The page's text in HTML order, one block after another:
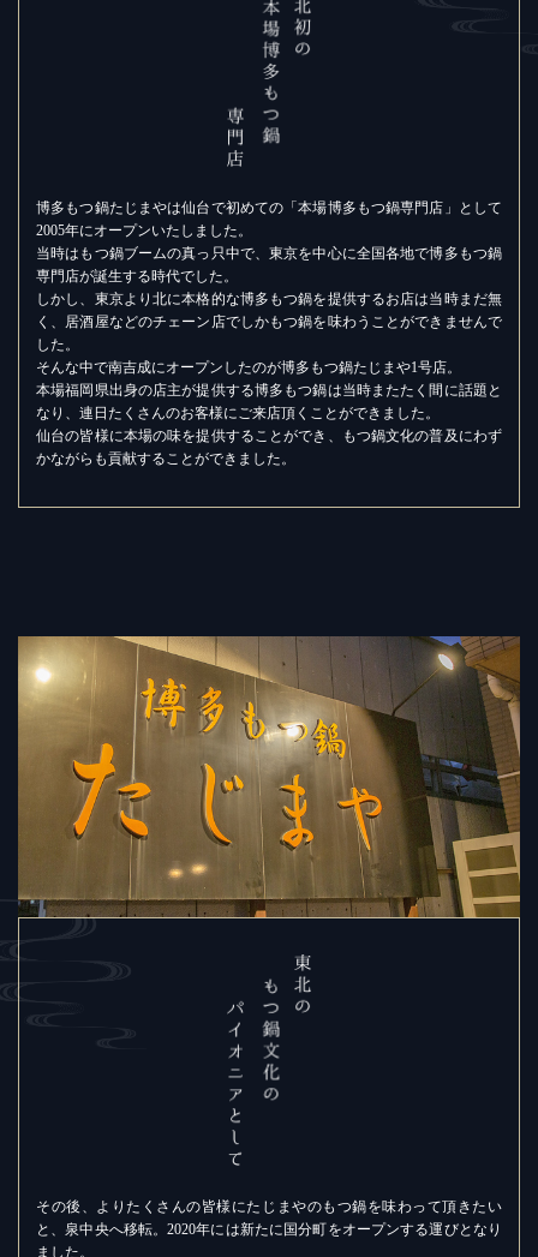
博多もつ鍋たじまやは仙台で初めての「本場博多もつ鍋専門店」として
2005年にオープンいたしました。
当時はもつ鍋ブームの真っ只中で、東京を中心に全国各地で博多もつ鍋
専門店が誕生する時代でした。
しかし、東京より北に本格的な博多もつ鍋を提供するお店は当時まだ無
く、居酒屋などのチェーン店でしかもつ鍋を味わうことができませんで
した。
そんな中で南吉成にオープンしたのが博多もつ鍋たじまや1号店。
本場福岡県出身の店主が提供する博多もつ鍋は当時またたく間に話題と
なり、連日たくさんのお客様にご来店頂くことができました。
仙台の皆様に本場の味を提供することができ、もつ鍋文化の普及にわず
かながらも貢献することができました。
その後、よりたくさんの皆様にたじまやのもつ鍋を味わって頂きたい
と、泉中央へ移転。2020年には新たに国分町をオープンする運びとなり
ました。